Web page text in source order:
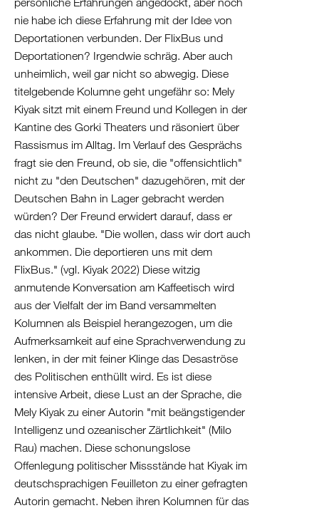
Nordmazedonien
Serbien
Griechenland
/
Türkei
/
Griechenland
Türkei
Zypern
Levante
/
Ägypten
Syrien
Libanon
Israel
Palästina
Ägypten
nie habe ich diese Erfahrung mit der Idee von
Deportationen verbunden. Der FlixBus und
Deportationen? Irgendwie schräg. Aber auch
unheimlich, weil gar nicht so abwegig. Diese
titelgebende Kolumne geht ungefähr so: Mely
Kiyak sitzt mit einem Freund und Kollegen in der
Kantine des Gorki Theaters und räsoniert über
Rassismus im Alltag. Im Verlauf des Gesprächs
fragt sie den Freund, ob sie, die "offensichtlich"
nicht zu "den Deutschen" dazugehören, mit der
Deutschen Bahn in Lager gebracht werden
würden? Der Freund erwidert darauf, dass er
das nicht glaube. "Die wollen, dass wir dort auch
ankommen. Die deportieren uns mit dem
FlixBus." (vgl. Kiyak 2022) Diese witzig
anmutende Konversation am Kaffeetisch wird
aus der Vielfalt der im Band versammelten
Kolumnen als Beispiel herangezogen, um die
Aufmerksamkeit auf eine Sprachverwendung zu
lenken, in der mit feiner Klinge das Desaströse
des Politischen enthüllt wird. Es ist diese
intensive Arbeit, diese Lust an der Sprache, die
Mely Kiyak zu einer Autorin "mit beängstigender
Intelligenz und ozeanischer Zärtlichkeit" (Milo
Rau) machen. Diese schonungslose
Offenlegung politischer Missstände hat Kiyak im
deutschsprachigen Feuilleton zu einer gefragten
Autorin gemacht. Neben ihren Kolumnen für das